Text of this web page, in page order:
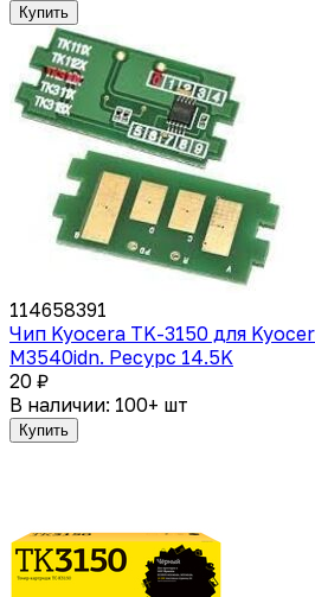
Купить
114658391
Чип Kyocera TK-3150 для
M3540idn. Ресурс 14.5K
20 ₽
В наличии: 100+ шт
Купить